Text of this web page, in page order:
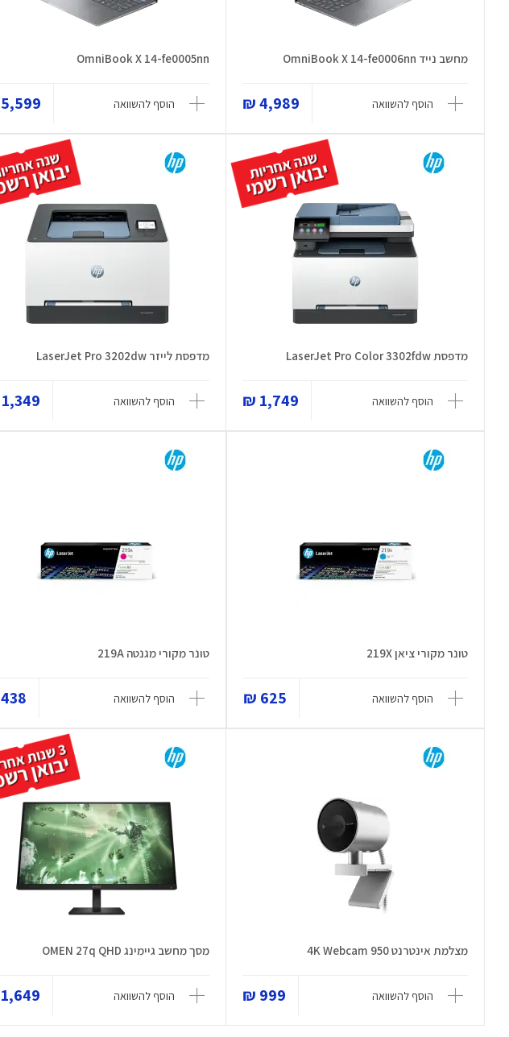
מחשב נייד OmniBook X 14-fe0006nn
הוסף להשוואה 4,989 ₪
OmniBook X 14-fe0005nn
הוסף להשוואה 5,599 ₪
מדפסת LaserJet Pro Color 3302fdw
הוסף להשוואה 1,749 ₪
מדפסת לייזר LaserJet Pro 3202dw
הוסף להשוואה 1,349 ₪
טונר מקורי ציאן 219X
הוסף להשוואה 625 ₪
טונר מקורי מגנטה 219A
הוסף להשוואה 438 ₪
מצלמת אינטרנט 950 4K Webcam
הוסף להשוואה 999 ₪
מסך מחשב גיימינג OMEN 27q QHD
הוסף להשוואה 1,649 ₪